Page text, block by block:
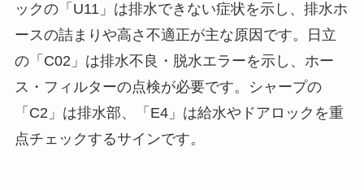
ックの「U11」は排水できない症状を示し、排水ホ
ースの詰まりや高さ不適正が主な原因です。日立
の「C02」は排水不良・脱水エラーを示し、ホー
ス・フィルターの点検が必要です。シャープの
「C2」は排水部、「E4」は給水やドアロックを重
点チェックするサインです。